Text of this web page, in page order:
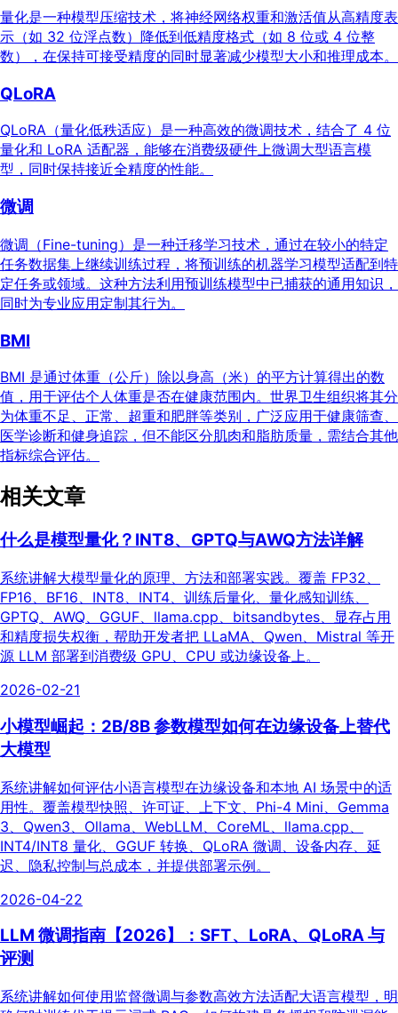
量化是一种模型压缩技术，将神经网络权重和激活值从高精度表
示（如 32 位浮点数）降低到低精度格式（如 8 位或 4 位整
数），在保持可接受精度的同时显著减少模型大小和推理成本。
QLoRA
QLoRA（量化低秩适应）是一种高效的微调技术，结合了 4 位
量化和 LoRA 适配器，能够在消费级硬件上微调大型语言模
型，同时保持接近全精度的性能。
微调
微调（Fine-tuning）是一种迁移学习技术，通过在较小的特定
任务数据集上继续训练过程，将预训练的机器学习模型适配到特
定任务或领域。这种方法利用预训练模型中已捕获的通用知识，
同时为专业应用定制其行为。
BMI
BMI 是通过体重（公斤）除以身高（米）的平方计算得出的数
值，用于评估个人体重是否在健康范围内。世界卫生组织将其分
为体重不足、正常、超重和肥胖等类别，广泛应用于健康筛查、
医学诊断和健身追踪，但不能区分肌肉和脂肪质量，需结合其他
指标综合评估。
相关文章
什么是模型量化？INT8、GPTQ与AWQ方法详解
系统讲解大模型量化的原理、方法和部署实践。覆盖 FP32、
FP16、BF16、INT8、INT4、训练后量化、量化感知训练、
GPTQ、AWQ、GGUF、llama.cpp、bitsandbytes、显存占用
和精度损失权衡，帮助开发者把 LLaMA、Qwen、Mistral 等开
源 LLM 部署到消费级 GPU、CPU 或边缘设备上。
2026-02-21
小模型崛起：2B/8B 参数模型如何在边缘设备上替代
大模型
系统讲解如何评估小语言模型在边缘设备和本地 AI 场景中的适
用性。覆盖模型快照、许可证、上下文、Phi-4 Mini、Gemma
3、Qwen3、Ollama、WebLLM、CoreML、llama.cpp、
INT4/INT8 量化、GGUF 转换、QLoRA 微调、设备内存、延
迟、隐私控制与总成本，并提供部署示例。
2026-04-22
LLM 微调指南【2026】：SFT、LoRA、QLoRA 与
评测
系统讲解如何使用监督微调与参数高效方法适配大语言模型，明